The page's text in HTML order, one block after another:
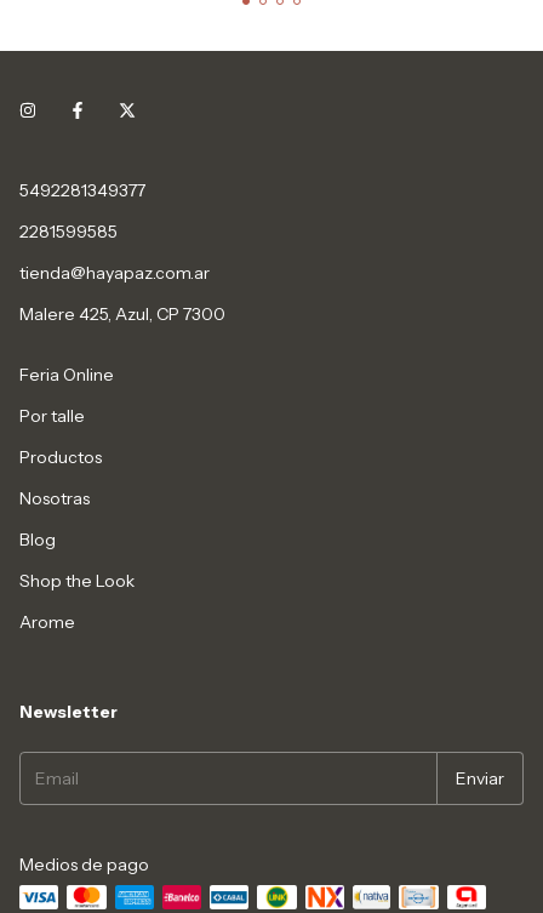
5492281349377
2281599585
tienda@hayapaz.com.ar
Malere 425, Azul, CP 7300
Feria Online
Por talle
Productos
Nosotras
Blog
Shop the Look
Arome
Newsletter
Medios de pago